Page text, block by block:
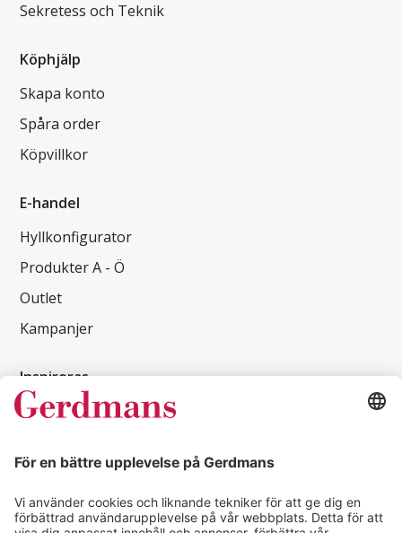
Sekretess och Teknik
Köphjälp
Skapa konto
Spåra order
Köpvillkor
E-handel
Hyllkonfigurator
Produkter A - Ö
Outlet
Kampanjer
Inspireras
Kundcase
Läsvärt
Kontakt